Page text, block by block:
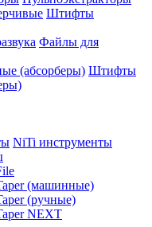
Штифты
Файлы для
Штифты
NiTi инструменты
(машинные)
(ручные)
NEXT